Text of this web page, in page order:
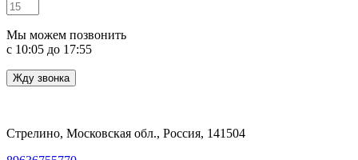
Мы можем позвонить
c 10:05 до 17:55
Стрелино, Московская обл., Россия, 141504